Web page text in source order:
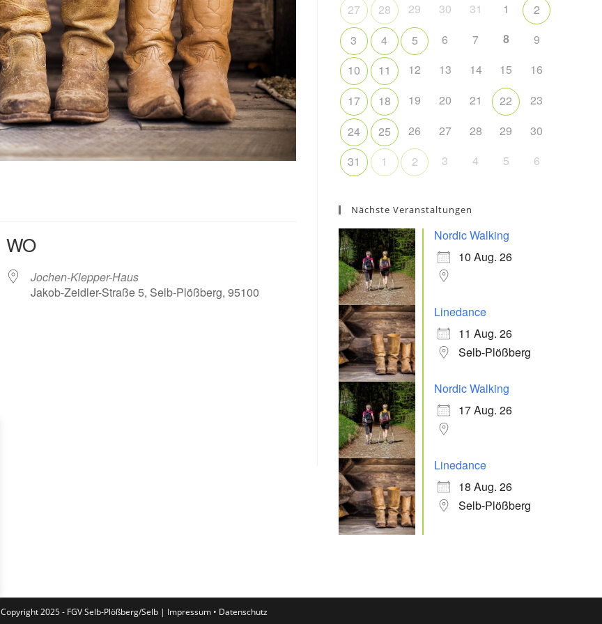
Office 365 Outlook Live
WO
Jochen-Klepper-Haus
Jakob-Zeidler-Straße 5, Selb-Plößberg, 95100
27
28 29 30 31 1
2
3
4 5 6 7 8
9
10
11 12 13 14 15
16
17
18 19 20 21 22
23
24
25 26 27 28 29
30
31
1 2 3 4 5 6
Nächste Veranstaltungen
Nordic Walking
10 Aug. 26
Linedance
11 Aug. 26
Selb-Plößberg
Nordic Walking
17 Aug. 26
Linedance
18 Aug. 26
Selb-Plößberg
Copyright 2025 - FGV Selb-Plößberg/Selb | Impressum• Datenschutz